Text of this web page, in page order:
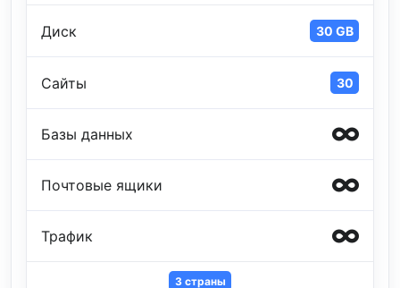
Диск 30 GB
Сайты 30
Базы данных
Почтовые ящики
Трафик
3 страны